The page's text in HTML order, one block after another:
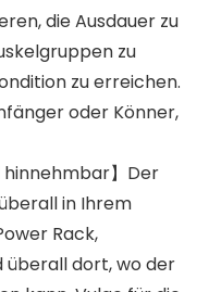
die Ausdauer zu
zu
zu erreichen.
oder Könner,
hinnehmbar】Der
in Ihrem
Rack,
überall dort, wo der